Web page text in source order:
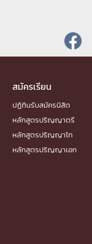
สมัครเรียน
ปฏิทินรับสมัครนิสิต
หลักสูตรปริญญาตรี
หลักสูตรปริญญาโท
หลักสูตรปริญญาเอก